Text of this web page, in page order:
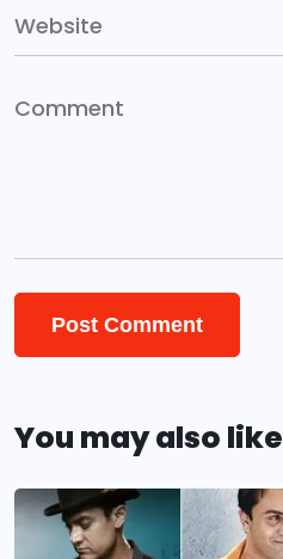
You may also like